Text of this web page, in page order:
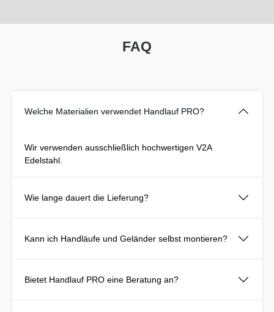
FAQ
Welche Materialien verwendet Handlauf PRO?
Wir verwenden ausschließlich hochwertigen V2A
Edelstahl.
Wie lange dauert die Lieferung?
Kann ich Handläufe und Geländer selbst montieren?
Bietet Handlauf PRO eine Beratung an?